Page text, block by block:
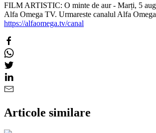
FILM ARTISTIC: O minte de aur - Marți, 5
Alfa Omega TV. Urmareste canalul Alfa
https://alfaomega.tv/canal
Articole similare